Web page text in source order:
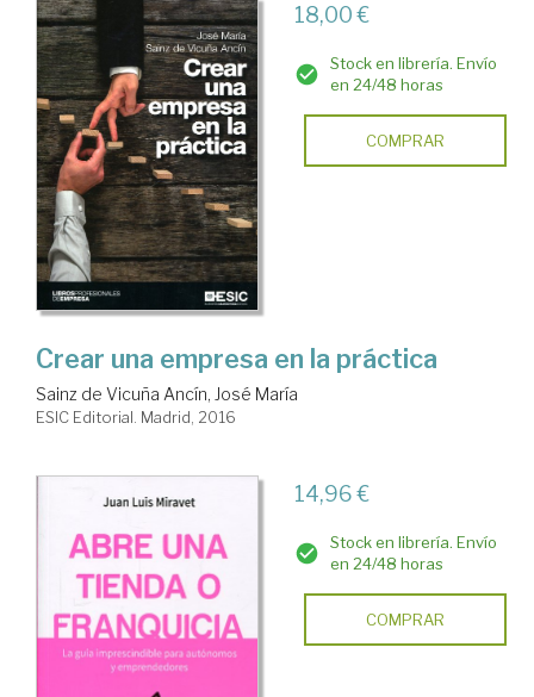
18,00 €
Stock en librería. Envío
en 24/48 horas
COMPRAR
Crear una empresa en la práctica
Sainz de Vicuña Ancín, José María
ESIC Editorial. Madrid, 2016
14,96 €
Stock en librería. Envío
en 24/48 horas
COMPRAR